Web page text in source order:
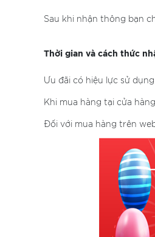
Sau khi nhận thông bạn
Thời gian và cách thức
Ưu đãi có hiệu lực sử
Khi mua hàng tại cửa
Đối với mua hàng trên